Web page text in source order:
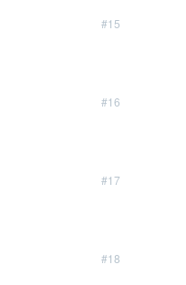
#15
#16
#17
#18